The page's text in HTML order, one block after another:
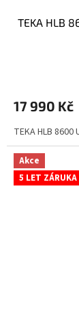
TEKA HLB
17 990 Kč
TEKA HLB 8600
Akce
5 LET ZÁRUKA